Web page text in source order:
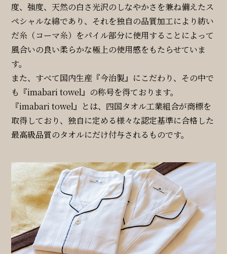
度、強度、天然の白さ光沢のしなやかさを兼ね備えたス
ペシャルな綿であり、それを独自の品質加工により紡い
だ糸（コーマ糸）をパイル部分に使用することによって
風合いの良い柔らかな極上の使用感をもたらせていま
す。
また、すべて国内生産『今治製』にこだわり、その中で
も『imabari towel』の称号を得ております。
『imabari towel』とは、四国タオル工業組合が商標を
取得しており、独自に定める様々な認定基準に合格した
最高級品質のタオルにだけ付与されるものです。